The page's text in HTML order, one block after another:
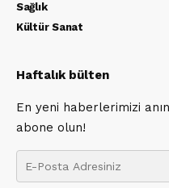
Sağlık
Kültür Sanat
Haftalık bülten
En yeni haberlerimizi
abone olun!